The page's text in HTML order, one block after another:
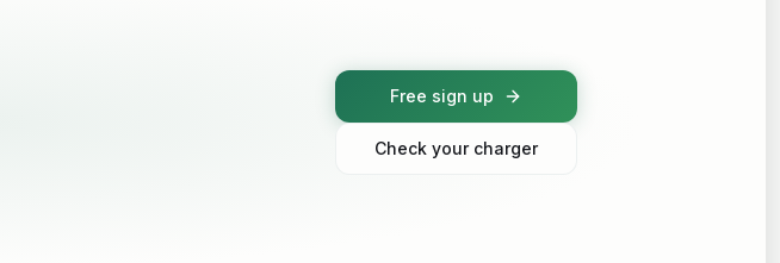
Free sign up
Check your charger